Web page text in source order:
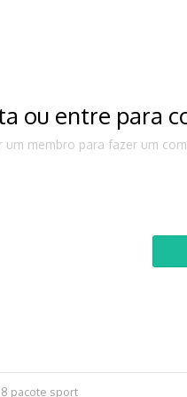
ou entre para
um membro para fazer um
pacote sport